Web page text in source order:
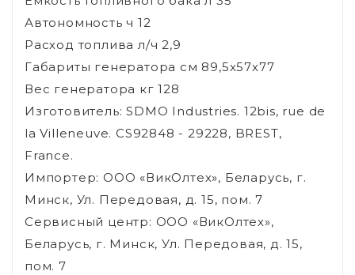
Автономность ч 12
Расход топлива л/ч 2,9
Габариты генератора см 89,5х57х77
Вес генератора кг 128
Изготовитель: SDMO Industries. 12bis, rue de
la Villeneuve. CS92848 - 29228, BREST,
France.
Импортер: ООО «ВикОлтех», Беларусь, г.
Минск, Ул. Передовая, д. 15, пом. 7
Сервисный центр: ООО «ВикОлтех»,
Беларусь, г. Минск, Ул. Передовая, д. 15,
пом. 7